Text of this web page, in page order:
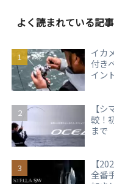
よく読まれている記事
イカ
付き
イン
【
較！
まで
【
全番